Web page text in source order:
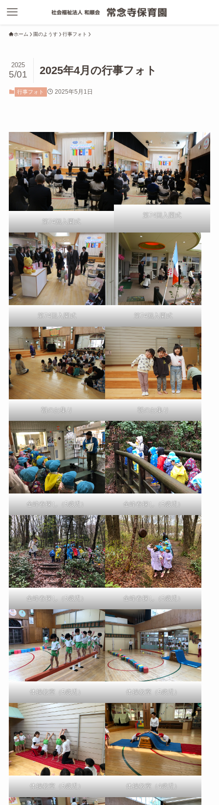
ホーム 園のようす 行事フォト
2025年4月の行事フォト
2025
5/01
行事フォト 2025年5月1日
第74回入園式
第74回入園式
第74回入園式 第74回入園式
朝のお集り 朝のお集り
金峰春探し（5歳児） 金峰春探し（5歳児）
金峰春探し（5歳児） 金峰春探し（5歳児）
体操教室（5歳児） 体操教室（5歳児）
体操教室（5歳児） 体操教室（4歳児）